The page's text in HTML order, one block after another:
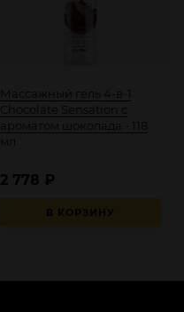
Массажный гель 4-в-1
ароматом шоколада - 118
мл.
В КОРЗИНУ
2 778 ₽